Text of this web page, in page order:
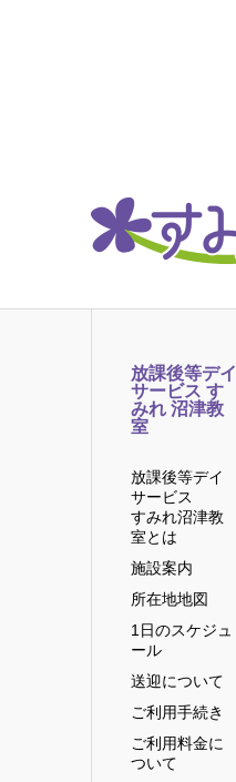
放課後等デイ
サービス す
みれ 沼津教
室
放課後等デイ
サービス
すみれ沼津教
室とは
施設案内
所在地地図
1日のスケジュ
ール
送迎について
ご利用手続き
ご利用料金に
ついて